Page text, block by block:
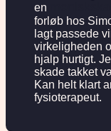
en
forløb hos
lagt passede
virkeligheden
hjalp hurtigt.
skade takket
Kan helt klart
fysioterapeut.